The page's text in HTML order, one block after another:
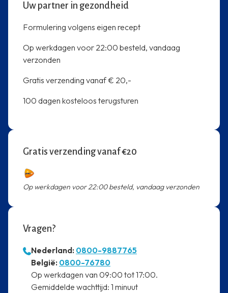
Uw partner in gezondheid
Formulering volgens eigen recept
Op werkdagen voor 22:00 besteld, vandaag
verzonden
Gratis verzending vanaf € 20,-
100 dagen kosteloos terugsturen
Gratis verzending vanaf €20
Op werkdagen voor 22:00 besteld, vandaag verzonden
Vragen?
Nederland: 0800-9887765
⁠België: 0800-76780
⁠Op werkdagen van 09:00 tot 17:00.
⁠Gemiddelde wachttijd: 1 minuut